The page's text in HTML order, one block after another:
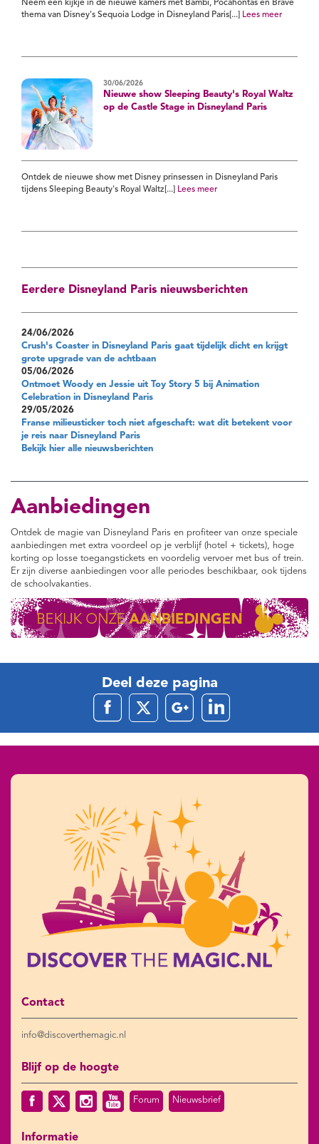
Neem een kijkje in de nieuwe kamers met Bambi, Pocahontas en Brave
thema van Disney's Sequoia Lodge in Disneyland Paris[...]
Lees meer
30/06/2026
Nieuwe show Sleeping Beauty's Royal Waltz
op de Castle Stage in Disneyland Paris
Ontdek de nieuwe show met Disney prinsessen in Disneyland Paris
tijdens Sleeping Beauty's Royal Waltz[...]
Lees meer
Eerdere Disneyland Paris nieuwsberichten
24/06/2026
Crush's Coaster in Disneyland Paris gaat tijdelijk dicht en krijgt
grote upgrade van de achtbaan
05/06/2026
Ontmoet Woody en Jessie uit Toy Story 5 bij Animation
Celebration in Disneyland Paris
29/05/2026
Franse milieusticker toch niet afgeschaft: wat dit betekent voor
je reis naar Disneyland Paris
Bekijk hier alle nieuwsberichten
Aanbiedingen
Ontdek de magie van Disneyland Paris en profiteer van onze speciale
aanbiedingen met extra voordeel op je verblijf (hotel + tickets), hoge
korting op losse toegangstickets en voordelig vervoer met bus of trein.
Er zijn diverse aanbiedingen voor alle periodes beschikbaar, ook tijdens
de schoolvakanties.
Deel deze pagina
Contact
info@discoverthemagic.nl
Blijf op de hoogte
Forum Nieuwsbrief
Informatie